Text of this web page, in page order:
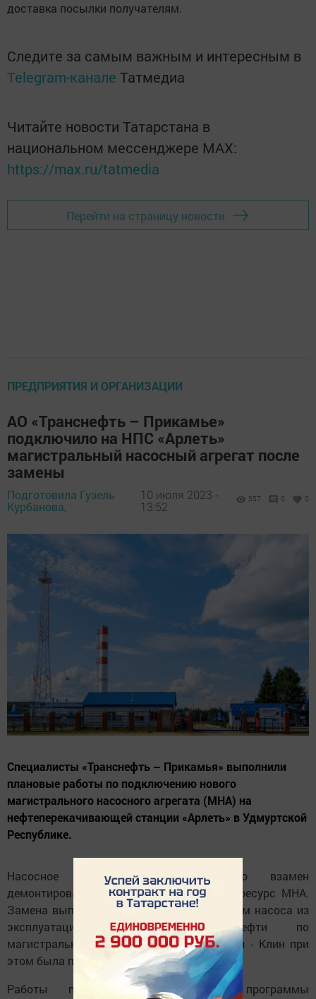
доставка посылки получателям.
Следите за самым важным и интересным в
Telegram-канале Татмедиа
Читайте новости Татарстана в
национальном мессенджере MАХ:
https://max.ru/tatmedia
Перейти на страницу новости
ПРЕДПРИЯТИЯ И ОРГАНИЗАЦИИ
АО «Транснефть – Прикамье»
подключило на НПС «Арлеть»
магистральный насосный агрегат после
замены
Подготовила Гузель
Курбанова,
10 июля 2023 -
13:52
357 0 0
Специалисты «Транснефть – Прикамья» выполнили
плановые работы по подключению нового
магистрального насосного агрегата (МНА) на
нефтеперекачивающей станции «Арлеть» в Удмуртской
Республике.
Насосное оборудование установлено взамен
демонтированного, выработавшего свой ресурс МНА.
Замена выполнялась с плановым выводом насоса из
эксплуатации, транспортировка нефти по
магистральному нефтепроводу Холмогоры - Клин при
этом была приостановлена на 72 часа.
Работы проводились в рамках программы